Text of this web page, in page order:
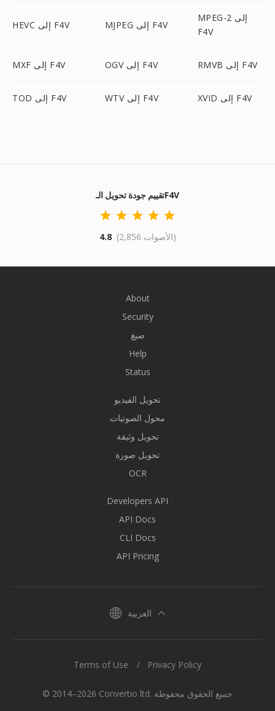
HEVC إلى F4V MJPEG إلى F4V
MPEG-2 إلى
F4V
MXF إلى F4V OGV إلى F4V RMVB إلى F4V
TOD إلى F4V WTV إلى F4V XVID إلى F4V
تقييم جودة تحويل الـF4V
4.8 (2,856 الأصوات)
About
Security
صيغ
Help
Status
تحويل الفيديو
محول الصوتيات
تحويل وثيقة
تحويل صورة
OCR
Developers API
API Docs
CLI Docs
API Pricing
العربية
© 2014–2026 Convertio ltd. جميع الحقوق محفوظة
Terms of Use Privacy Policy